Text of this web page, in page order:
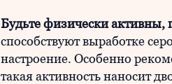
Будьте физически активны,
способствуют выработке
настроение. Особенно
такая активность наносит